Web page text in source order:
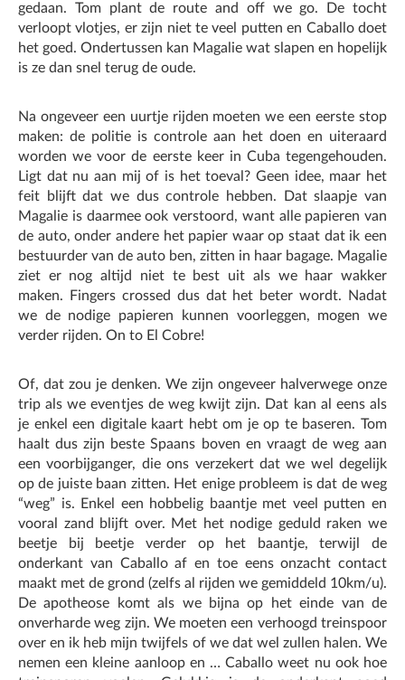
gedaan. Tom plant de route and off we go. De tocht
verloopt vlotjes, er zijn niet te veel putten en Caballo doet
het goed. Ondertussen kan Magalie wat slapen en hopelijk
is ze dan snel terug de oude.
Na ongeveer een uurtje rijden moeten we een eerste stop
maken: de politie is controle aan het doen en uiteraard
worden we voor de eerste keer in Cuba tegengehouden.
Ligt dat nu aan mij of is het toeval? Geen idee, maar het
feit blijft dat we dus controle hebben. Dat slaapje van
Magalie is daarmee ook verstoord, want alle papieren van
de auto, onder andere het papier waar op staat dat ik een
bestuurder van de auto ben, zitten in haar bagage. Magalie
ziet er nog altijd niet te best uit als we haar wakker
maken. Fingers crossed dus dat het beter wordt. Nadat
we de nodige papieren kunnen voorleggen, mogen we
verder rijden. On to El Cobre!
Of, dat zou je denken. We zijn ongeveer halverwege onze
trip als we eventjes de weg kwijt zijn. Dat kan al eens als
je enkel een digitale kaart hebt om je op te baseren. Tom
haalt dus zijn beste Spaans boven en vraagt de weg aan
een voorbijganger, die ons verzekert dat we wel degelijk
op de juiste baan zitten. Het enige probleem is dat de weg
“weg” is. Enkel een hobbelig baantje met veel putten en
vooral zand blijft over. Met het nodige geduld raken we
beetje bij beetje verder op het baantje, terwijl de
onderkant van Caballo af en toe eens onzacht contact
maakt met de grond (zelfs al rijden we gemiddeld 10km/u).
De apotheose komt als we bijna op het einde van de
onverharde weg zijn. We moeten een verhoogd treinspoor
over en ik heb mijn twijfels of we dat wel zullen halen. We
nemen een kleine aanloop en … Caballo weet nu ook hoe